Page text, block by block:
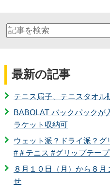
最新の記事
テニス扇子、テニスタオル
BABOLAT バックパックが
ラケット収納可
ウェット派？ドライ派？グ
#＃テニス #グリップテープ
８月１０日（月）から８
せ